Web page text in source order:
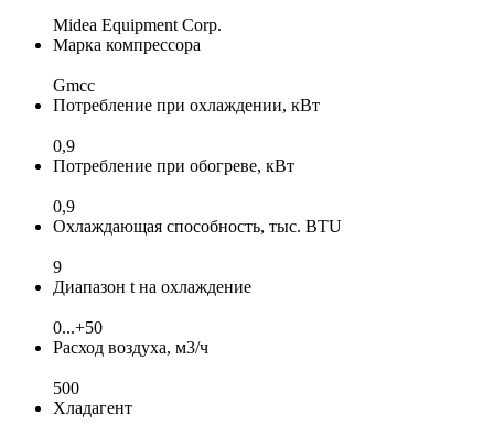
Midea Equipment Corp.
Марка компрессора
Gmcc
Потребление при охлаждении, кВт
0,9
Потребление при обогреве, кВт
0,9
Охлаждающая способность, тыс. BTU
9
Диапазон t на охлаждение
0...+50
Расход воздуха, м3/ч
500
Хладагент